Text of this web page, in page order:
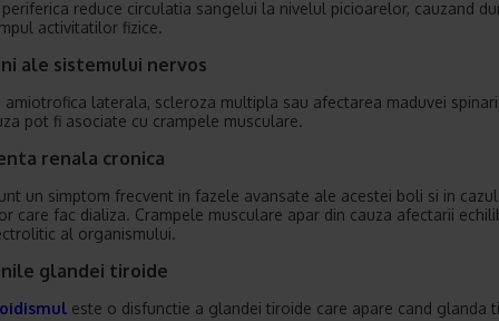
reduce circulatia sangelui la nivelul picioarelor, cauzand
activitatilor fizice.
ale sistemului nervos
amiotrofica laterala, scleroza multipla sau afectarea maduvei
pot fi asociate cu crampele musculare.
renala cronica
un simptom frecvent in fazele avansate ale acestei boli si in cazul
care fac dializa. Crampele musculare apar din cauza afectarii
al organismului.
glandei tiroide
este o disfunctie a glandei tiroide care apare cand glanda